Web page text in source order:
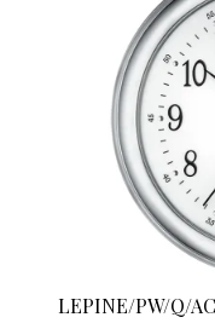
LEPINE/PW/Q/